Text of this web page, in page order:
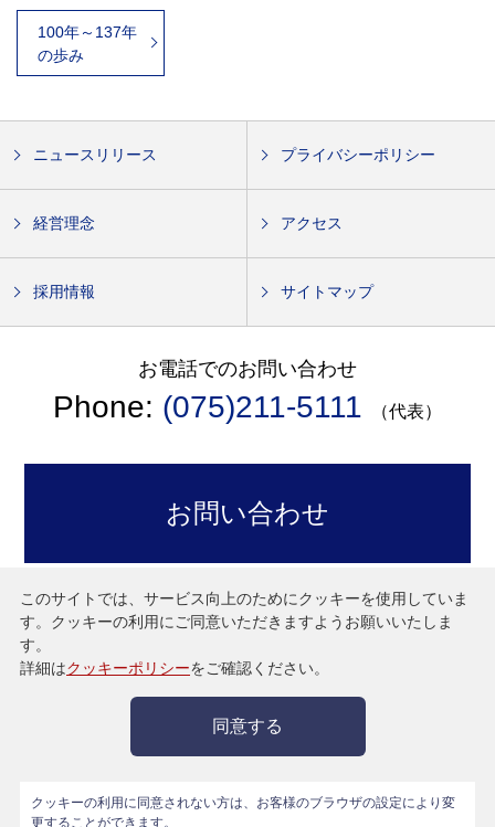
このサイトでは、サービス向上のためにクッキーを使用していま
す。 クッキーの利用にご同意いただきますようお願いいたしま
す。
詳細はクッキーポリシーをご確認ください。
同意する
クッキーの利用に同意されない方は、お客様のブラウザの設定により変
更することができます。
100年～137年
の歩み
ニュースリリース プライバシーポリシー
経営理念 アクセス
採用情報 サイトマップ
お電話でのお問い合わせ
Phone: (075)211-5111 （代表）
お問い合わせ
京都ホテルグループ
〒604-8558
(075)211-5111